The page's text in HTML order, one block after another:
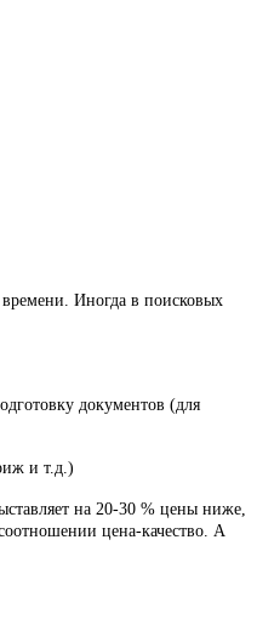
Иногда в поисковых
документов (для
и т.д.)
на 20-30 % цены ниже,
цена-качество. А